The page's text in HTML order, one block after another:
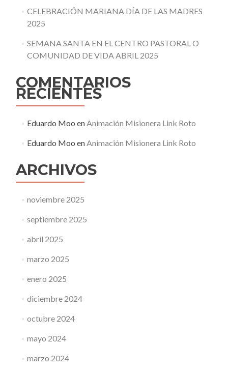
CELEBRACIÓN MARIANA DÍA DE LAS MADRES
2025
SEMANA SANTA EN EL CENTRO PASTORAL O
COMUNIDAD DE VIDA ABRIL 2025
COMENTARIOS
RECIENTES
Eduardo Moo enAnimación Misionera Link Roto
Eduardo Moo enAnimación Misionera Link Roto
ARCHIVOS
noviembre 2025
septiembre 2025
abril 2025
marzo 2025
enero 2025
diciembre 2024
octubre 2024
mayo 2024
marzo 2024